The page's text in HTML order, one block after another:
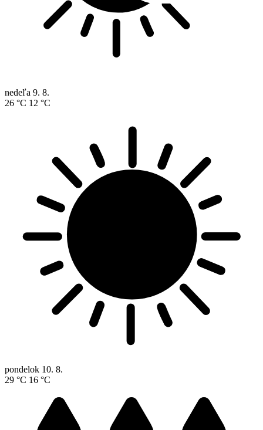
nedeľa 9. 8.
26 °C 12 °C
pondelok 10. 8.
29 °C 16 °C